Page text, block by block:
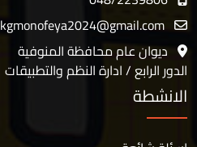
kgmonofeya2024@gmail.com
ديوان عام محافظة المنوفية
الدور الرابع / ادارة النظم والتطبيقات
الانشطة